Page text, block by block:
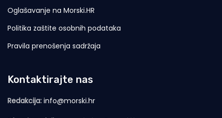
Oglašavanje na Morski.HR
Politika zaštite osobnih podataka
Pravila prenošenja sadržaja
Kontaktirajte nas
Redakcija: info@morski.hr